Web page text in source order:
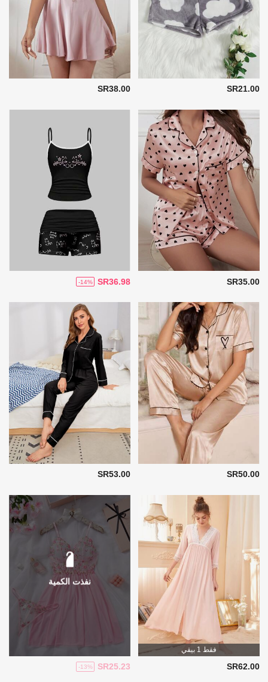
SR21.00
SR38.00
SR35.00
SR36.98
-14%
SR50.00
SR53.00
فقط 1 بيقي
SR62.00
نفذت الكمية
SR25.23
-13%